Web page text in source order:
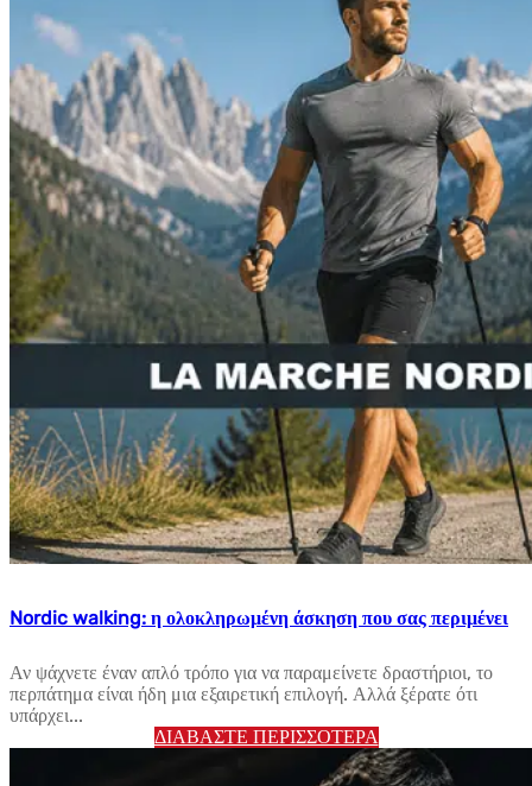
Nordic walking: η ολοκληρωμένη άσκηση που σας περιμένει
Αν ψάχνετε έναν απλό τρόπο για να παραμείνετε δραστήριοι, το
περπάτημα είναι ήδη μια εξαιρετική επιλογή. Αλλά ξέρατε ότι
υπάρχει...
ΔΙΑΒΆΣΤΕ ΠΕΡΙΣΣΌΤΕΡΑ